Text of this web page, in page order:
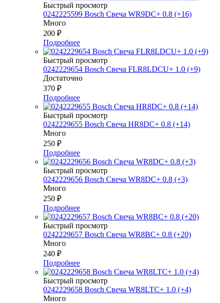
Быстрый просмотр
0242225599 Bosch Свеча WR9DC+ 0.8 (+16)
Много
200 ₽
Подробнее
Быстрый просмотр
0242229654 Bosch Свеча FLR8LDCU+ 1.0 (+9)
Достаточно
370 ₽
Подробнее
Быстрый просмотр
0242229655 Bosch Свеча HR8DC+ 0.8 (+14)
Много
250 ₽
Подробнее
Быстрый просмотр
0242229656 Bosch Свеча WR8DC+ 0.8 (+3)
Много
250 ₽
Подробнее
Быстрый просмотр
0242229657 Bosch Свеча WR8BC+ 0.8 (+20)
Много
240 ₽
Подробнее
Быстрый просмотр
0242229658 Bosch Свеча WR8LTC+ 1.0 (+4)
Много